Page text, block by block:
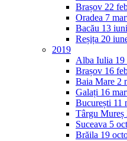
Brașov 22
Oradea 7
Bacău 13
Reșița 20
2019
Alba Iulia 19
Brașov 16
Baia Mare 2
Galați 16
București 11
Târgu Mureș
Suceava 5
Brăila 19